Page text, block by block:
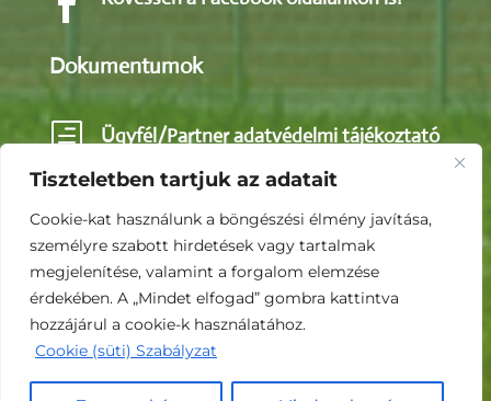
Tiszteletben tartjuk az adatait
Cookie-kat használunk a böngészési élmény javítása,
személyre szabott hirdetések vagy tartalmak
megjelenítése, valamint a forgalom elemzése
érdekében. A „Mindet elfogad” gombra kattintva
hozzájárul a cookie-k használatához.
Cookie (süti) Szabályzat
Dokumentumok
h Ügyfél/Partner adatvédelmi tájékoztató
h Közérdekű adatok
h Impresszum
© 2026 Csicsó Pig KFt. - Minden jog fenntartva.